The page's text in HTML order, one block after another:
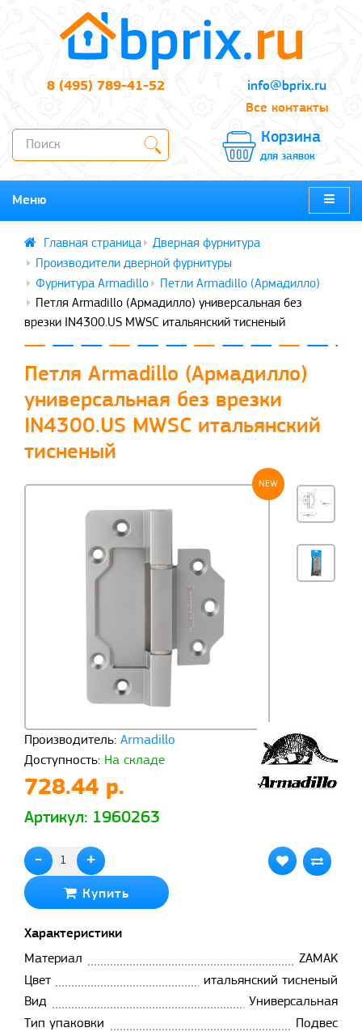
8 (495) 789-41-52
info@bprix.ru
Все контакты
Корзина
для заявок
Меню
Дверная фурнитура
Производители дверной фурнитуры
Фурнитура Armadillo
Петли Armadillo (Армадилло)
Петля Armadillo (Армадилло) универсальная без
врезки IN4300.US MWSC итальянский тисненый
Петля Armadillo (Армадилло)
универсальная без врезки
IN4300.US MWSC итальянский
тисненый
NEW
Производитель: Armadillo
Доступность: На складе
728.44 р.
Артикул: 1960263
- +
Купить
Характеристики
Материал
ZAMAK
Цвет
итальянский тисненый
Вид
Универсальная
Тип упаковки
Подвес